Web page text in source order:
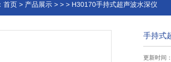
首页 > 产品展示 > > > H30170手持式超声波水深仪
手持式
更新时间